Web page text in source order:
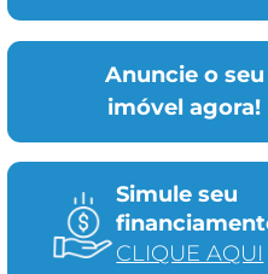
Anuncie o seu
imóvel agora!
Simule seu
CLIQUE AQUI